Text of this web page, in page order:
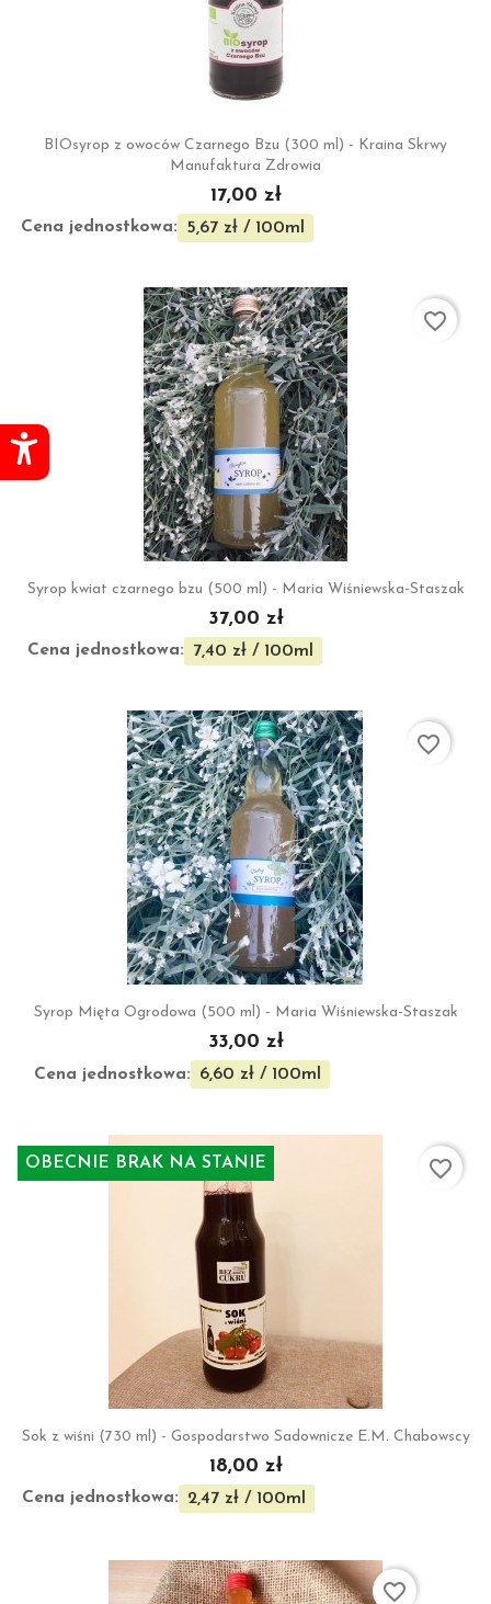
BIOsyrop z owoców Czarnego Bzu (300 ml) - Kraina Skrwy
Manufaktura Zdrowia
17,00 zł
Cena jednostkowa: 5,67 zł / 100ml
Syrop kwiat czarnego bzu (500 ml) - Maria Wiśniewska-Staszak
37,00 zł
Cena jednostkowa: 7,40 zł / 100ml
favorite_border
Syrop Mięta Ogrodowa (500 ml) - Maria Wiśniewska-Staszak
33,00 zł
Cena jednostkowa: 6,60 zł / 100ml
favorite_border
Sok z wiśni (730 ml) - Gospodarstwo Sadownicze E.M. Chabowscy
18,00 zł
Cena jednostkowa: 2,47 zł / 100ml
OBECNIE BRAK NA STANIE favorite_border
favorite_border